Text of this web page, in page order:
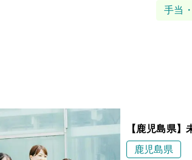
手当
【鹿児島県
鹿児島県